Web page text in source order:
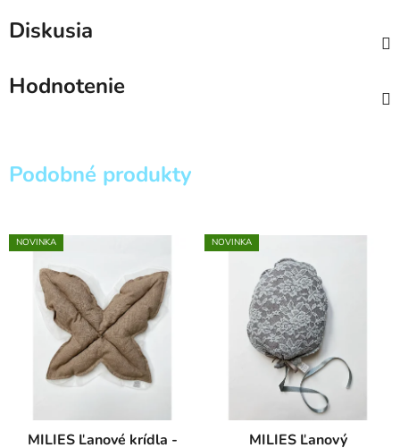
Diskusia
Hodnotenie
Podobné produkty
NOVINKA
MILIES Ľanové krídla -
NOVINKA
MILIES Ľanový